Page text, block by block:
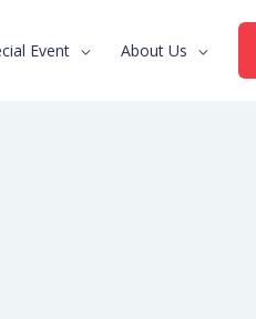
Event About Us